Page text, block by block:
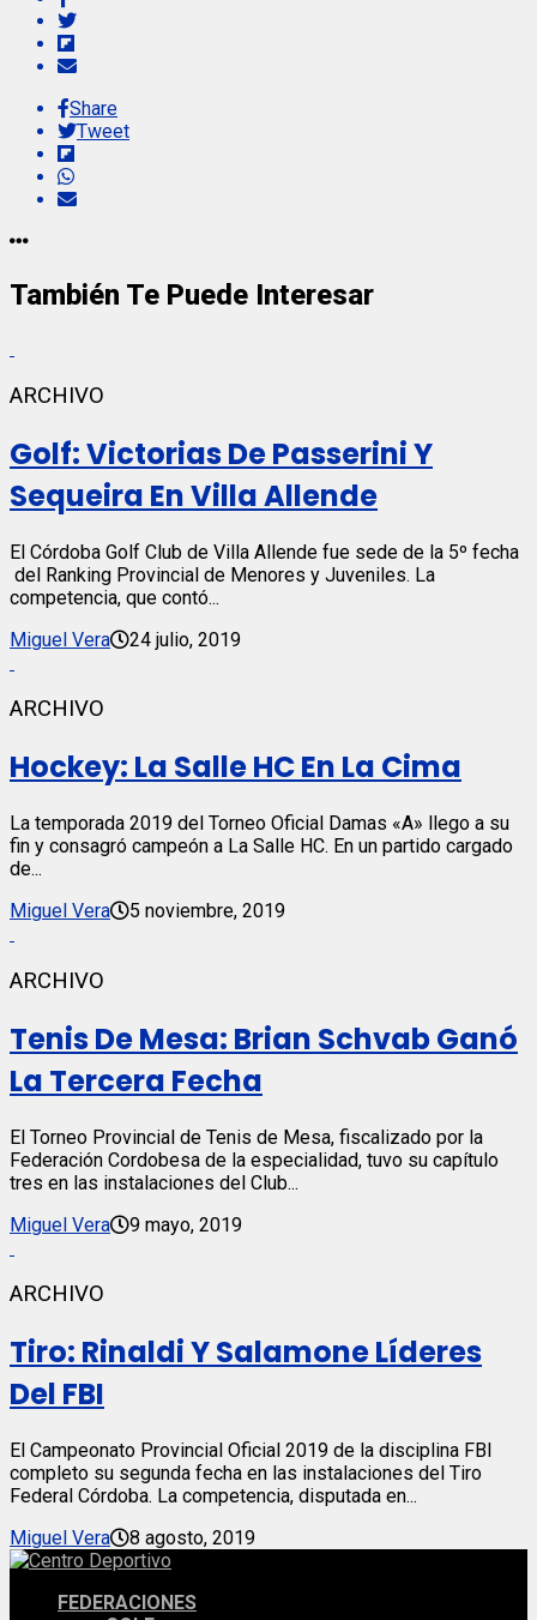
Share
Tweet
También Te Puede Interesar
ARCHIVO
Golf: Victorias De Passerini Y
Sequeira En Villa Allende
El Córdoba Golf Club de Villa Allende fue sede de la 5º fecha
del Ranking Provincial de Menores y Juveniles. La
competencia, que contó...
Miguel Vera
24 julio, 2019
ARCHIVO
Hockey: La Salle HC En La Cima
La temporada 2019 del Torneo Oficial Damas «A» llego a su
fin y consagró campeón a La Salle HC. En un partido cargado
de...
Miguel Vera
5 noviembre, 2019
ARCHIVO
Tenis De Mesa: Brian Schvab Ganó
La Tercera Fecha
El Torneo Provincial de Tenis de Mesa, fiscalizado por la
Federación Cordobesa de la especialidad, tuvo su capítulo
tres en las instalaciones del Club...
Miguel Vera
9 mayo, 2019
ARCHIVO
Tiro: Rinaldi Y Salamone Líderes
Del FBI
El Campeonato Provincial Oficial 2019 de la disciplina FBI
completo su segunda fecha en las instalaciones del Tiro
Federal Córdoba. La competencia, disputada en...
Miguel Vera
8 agosto, 2019
FEDERACIONES